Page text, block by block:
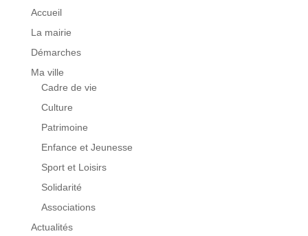
Accueil
La mairie
Démarches
Ma ville
Cadre de vie
Culture
Patrimoine
Enfance et Jeunesse
Sport et Loisirs
Solidarité
Associations
Actualités